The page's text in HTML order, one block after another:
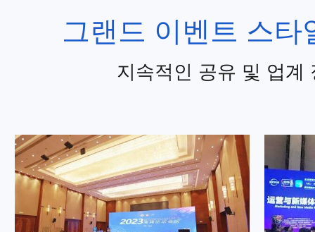
그랜드 이벤트 스타
지속적인 공유 및 업계